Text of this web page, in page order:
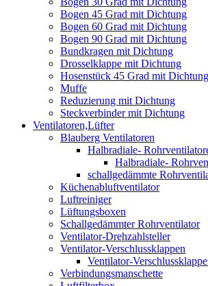
Bogen 45 Grad mit Dichtung
Bogen 60 Grad mit Dichtung
Bogen 90 Grad mit Dichtung
Bundkragen mit Dichtung
Drosselklappe mit Dichtung
Hosenstück 45 Grad mit Dichtung
Muffe
Reduzierung mit Dichtung
Steckverbinder mit Dichtung
Ventilatoren,Lüfter
Blauberg Ventilatoren
Halbradiale-
Halbradiale-
schallgedämmte
Küchenabluftventilator
Luftreiniger
Lüftungsboxen
Schallgedämmter Rohrventilator
Ventilator-Drehzahlsteller
Ventilator-Verschlussklappen
Ventilator-
Verbindungsmanschette